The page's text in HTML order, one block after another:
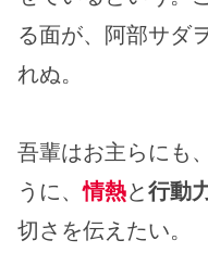
る面が、阿部サダ
れぬ。
吾輩はお主らにも
うに、情熱と行動
切さを伝えたい。